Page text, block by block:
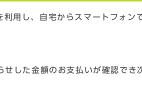
用し、自宅からスマートフォン
した金額のお支払いが確認でき